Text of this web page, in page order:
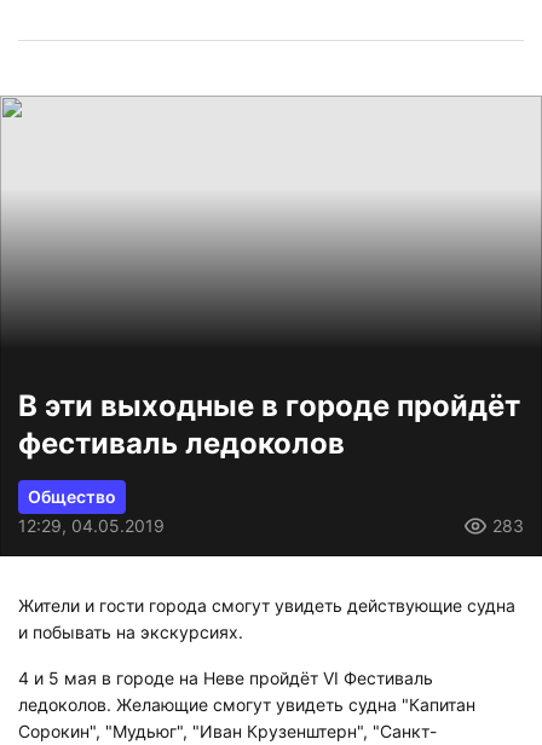
В эти выходные в городе пройдёт
фестиваль ледоколов
Общество
12:29, 04.05.2019
283
Жители и гости города смогут увидеть действующие судна
и побывать на экскурсиях.
4 и 5 мая в городе на Неве пройдёт VI Фестиваль
ледоколов. Желающие смогут увидеть судна "Капитан
Сорокин", "Мудьюг", "Иван Крузенштерн", "Санкт-